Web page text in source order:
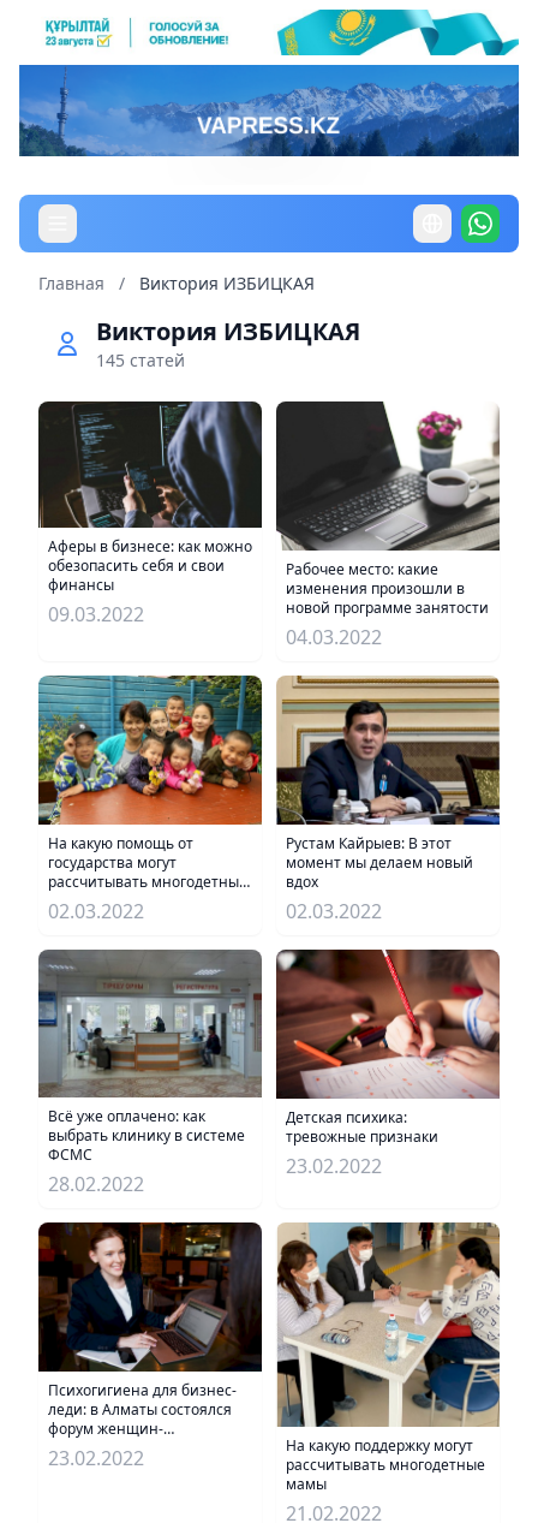
Главная / Виктория ИЗБИЦКАЯ
Виктория ИЗБИЦКАЯ
145 статей
Аферы в бизнесе: как можно
обезопасить себя и свои
финансы
09.03.2022
Рабочее место: какие
изменения произошли в
новой программе занятости
04.03.2022
На какую помощь от
государства могут
рассчитывать многодетные
семьи
02.03.2022
Рустам Кайрыев: В этот
момент мы делаем новый
вдох
02.03.2022
Всё уже оплачено: как
выбрать клинику в системе
ФСМС
28.02.2022
Детская психика:
тревожные признаки
23.02.2022
Психогигиена для бизнес-
леди: в Алматы состоялся
форум женщин-
предпринимателей
23.02.2022
На какую поддержку могут
рассчитывать многодетные
мамы
21.02.2022